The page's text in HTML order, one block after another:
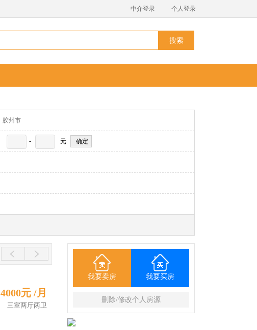
中介登录 个人登录
搜索
胶州市
- 元
4000元 /月
三室两厅两卫
我要卖房 我要买房
删除/修改个人房源